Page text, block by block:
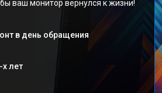
ваш монитор вернулся к жизни!
в день обращения
х лет